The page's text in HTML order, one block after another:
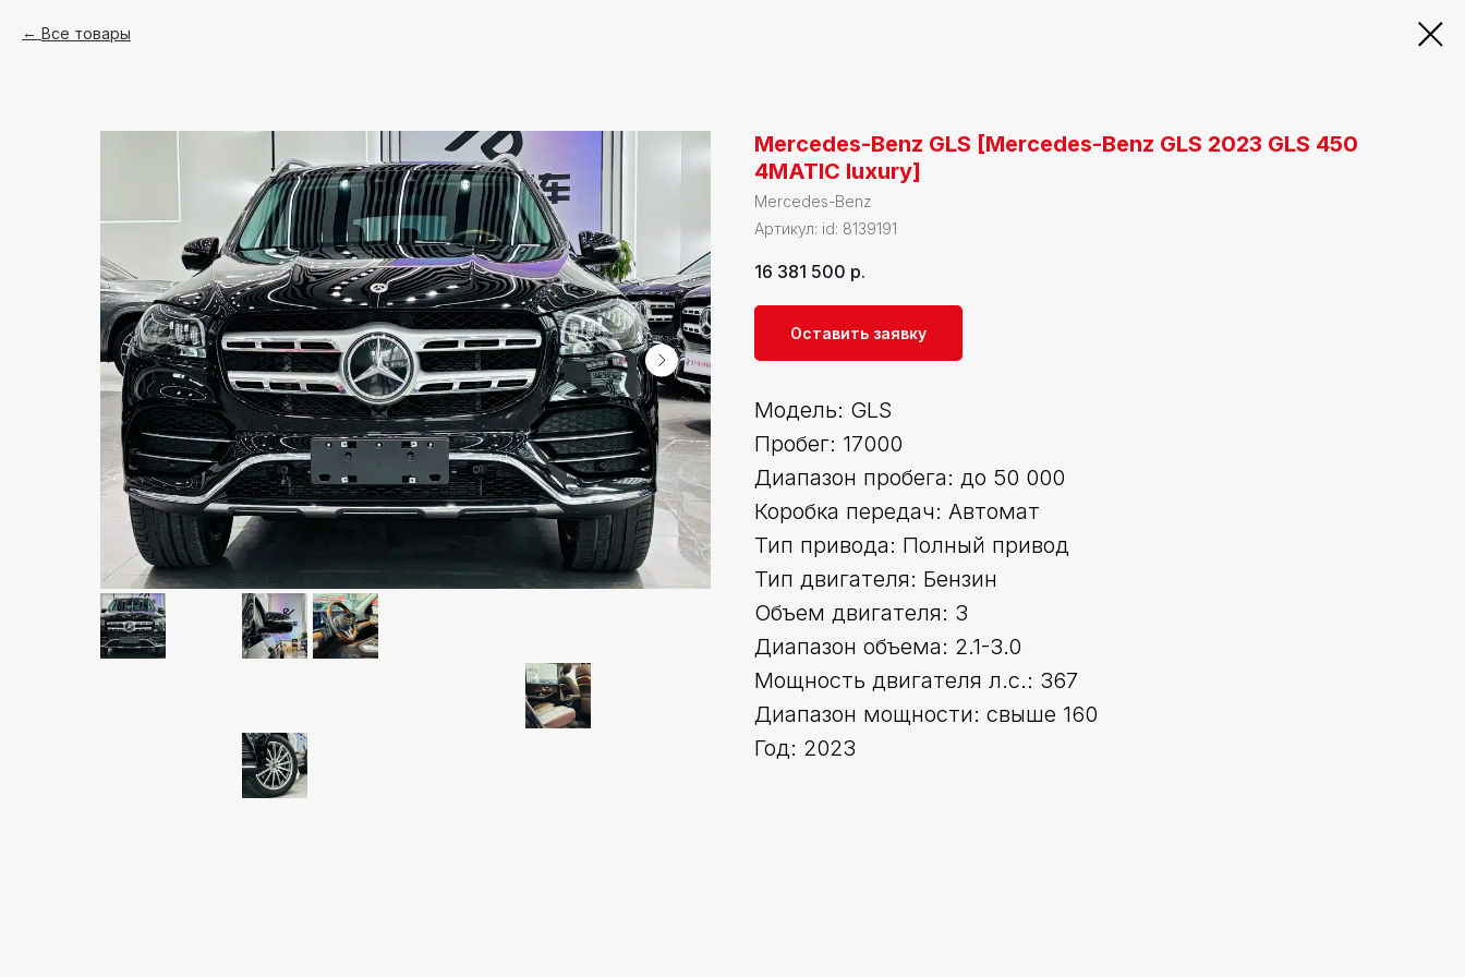
Все товары
Mercedes-Benz GLS [Mercedes-Benz GLS 2023 GLS 450
4MATIC luxury]
Mercedes-Benz
Артикул: id: 8139191
16 381 500 р.
Оставить заявку
Модель: GLS
Пробег: 17000
Диапазон пробега: до 50 000
Коробка передач: Автомат
Тип привода: Полный привод
Тип двигателя: Бензин
Объем двигателя: 3
Диапазон объема: 2.1-3.0
Мощность двигателя л.с.: 367
Диапазон мощности: свыше 160
Год: 2023